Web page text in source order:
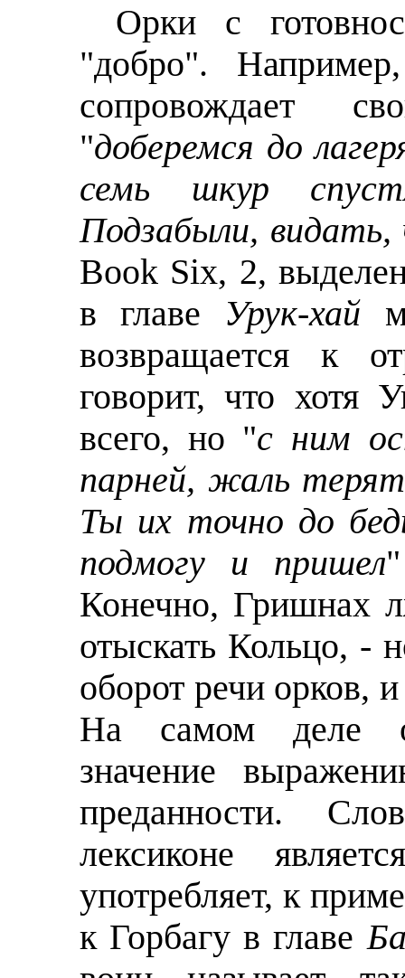
Орки с
"добро".
сопровождает
"доберемся до
семь шкур
Подзабыли,
Book Six, 2,
в главе Урук-хай
возвращается к
говорит, что хотя
всего, но "с ним
парней, жаль
Ты их точно до
подмогу и пришел
Конечно, Гришнах
отыскать Кольцо, -
оборот речи орков,
На самом деле
значение
преданности.
лексиконе
употребляет, к
к Горбагу в главе